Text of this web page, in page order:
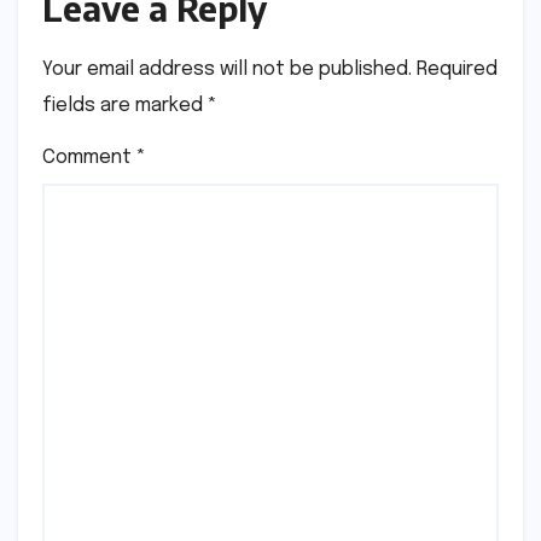
Your email address will not be published. Required
fields are marked *
Comment *